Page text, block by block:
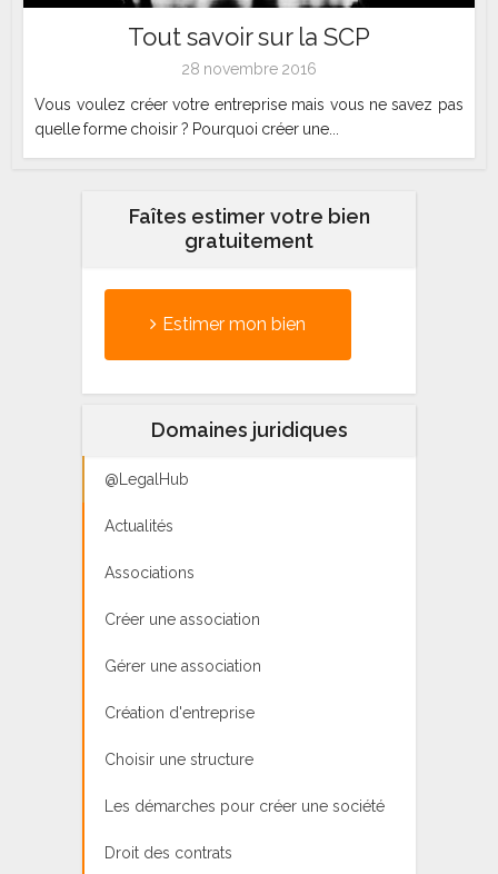
Tout savoir sur la SCP
28 novembre 2016
Vous voulez créer votre entreprise mais vous ne savez pas
quelle forme choisir ? Pourquoi créer une...
Faîtes estimer votre bien
gratuitement
Estimer mon bien
Domaines juridiques
@LegalHub
Actualités
Associations
Créer une association
Gérer une association
Création d'entreprise
Choisir une structure
Les démarches pour créer une société
Droit des contrats